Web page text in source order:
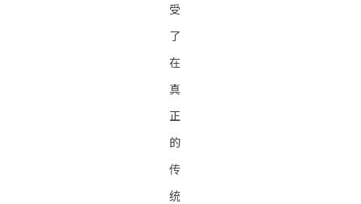
受
了
在
真
正
的
传
统